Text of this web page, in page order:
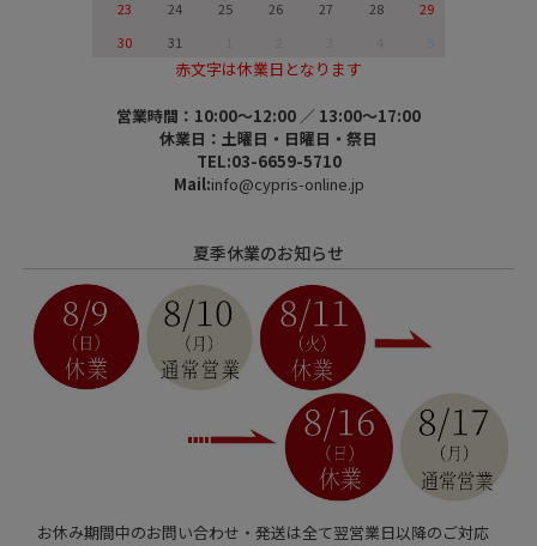
23
24 25 26 27 28
29
30
31
赤文字は休業日となります
営業時間：10:00～12:00 ／ 13:00～17:00
休業日：土曜日・日曜日・祭日
TEL:03-6659-5710
Mail:info@cypris-online.jp
夏季休業のお知らせ
お休み期間中のお問い合わせ・発送は全て翌営業日以降のご対応